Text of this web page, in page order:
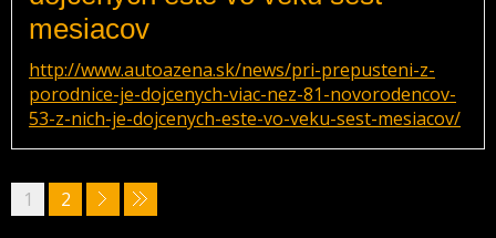
mesiacov
http://www.autoazena.sk/news/pri-prepusteni-z-
porodnice-je-dojcenych-viac-nez-81-novorodencov-
53-z-nich-je-dojcenych-este-vo-veku-sest-mesiacov/
1 2